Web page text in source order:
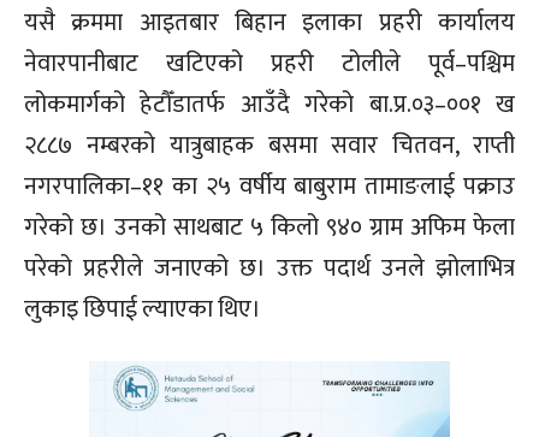
यसै क्रममा आइतबार बिहान इलाका प्रहरी कार्यालय
नेवारपानीबाट खटिएको प्रहरी टोलीले पूर्व–पश्चिम
लोकमार्गको हेटौँडातर्फ आउँदै गरेको बा.प्र.०३–००१ ख
२८८७ नम्बरको यात्रुबाहक बसमा सवार चितवन, राप्ती
नगरपालिका–११ का २५ वर्षीय बाबुराम तामाङलाई पक्राउ
गरेको छ। उनको साथबाट ५ किलो ९४० ग्राम अफिम फेला
परेको प्रहरीले जनाएको छ। उक्त पदार्थ उनले झोलाभित्र
लुकाइ छिपाई ल्याएका थिए।